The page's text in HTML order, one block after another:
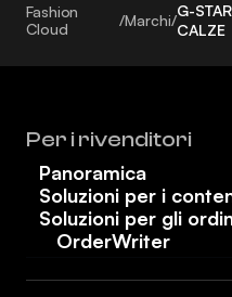
Fashion
Cloud
/Marchi/
G-
CALZE
Per i rivenditori
Panoramica
Soluzioni per i
Soluzioni per gli
OrderWriter